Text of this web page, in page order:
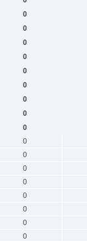
0
0
0
0
0
0
0
0
0
0
0
0
0
0
0
0
0